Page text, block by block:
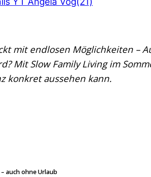
mit endlosen Möglichkeiten –
Mit Slow Family Living im
konkret aussehen kann.
auch ohne Urlaub